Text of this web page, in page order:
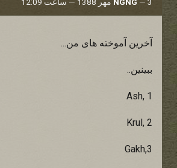
آخرین آموخته های من...
ببینین..
Ash, 1
Krul, 2
Gakh,3